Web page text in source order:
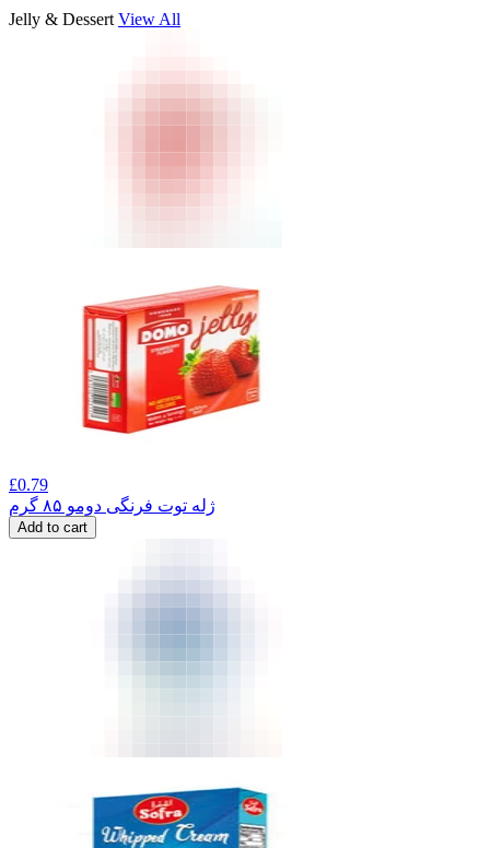
Jelly & Dessert View All
£0.79
ژله توت فرنگی دومو ۸۵ گرم
Add to cart